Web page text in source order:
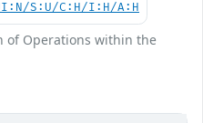
S:U/C:H/I:H/A:H
of Operations within the